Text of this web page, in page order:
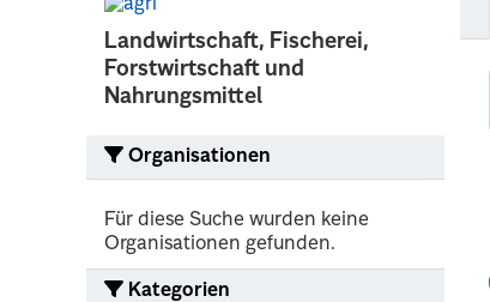
Landwirtschaft, Fischerei,
Forstwirtschaft und
Nahrungsmittel
Organisationen
Für diese Suche wurden keine
Organisationen gefunden.
Kategorien